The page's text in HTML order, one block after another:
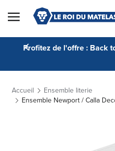
Skip to Content
Profitez de l'offre : Back
Accueil
Ensemble literie
Ensemble Newport / Calla